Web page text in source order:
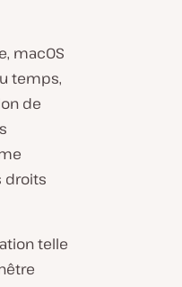
macOS
temps,
de
droits
telle